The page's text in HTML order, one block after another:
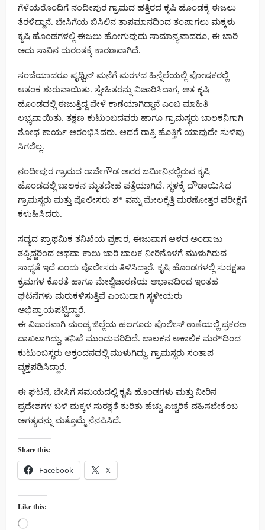
ಗೆಳೆಯರೊಂದಿಗೆ ನಂದೀಪುರ ಗ್ರಾಮದ ಹತ್ತಿರದ ಕೃಷಿ ಹೊಂಡಕ್ಕೆ ಈಜಲು
ತೆರಳಿದ್ದಾನೆ. ಬೇಸಿಗೆಯ ಬಿಸಿಲಿನ ತಾಪಮಾನದಿಂದ ತಂಪಾಗಲು ಮಕ್ಕಳು
ಕೃಷಿ ಹೊಂಡಗಳಲ್ಲಿ ಈಜಲು ಹೋಗುವುದು ಸಾಮಾನ್ಯವಾದರೂ, ಈ ಬಾರಿ
ಅದು ಸಾವಿನ ದುರಂತಕ್ಕೆ ಕಾರಣವಾಗಿದೆ.
ಸಂಜೆಯಾದರೂ ಪೃಥ್ವಿನ್ ಮನೆಗೆ ಮರಳದ ಹಿನ್ನೆಲೆಯಲ್ಲಿ ಪೋಷಕರಲ್ಲಿ
ಆತಂಕ ಶುರುವಾಯಿತು. ಸ್ನೇಹಿತರನ್ನು ವಿಚಾರಿಸಿದಾಗ, ಆತ ಕೃಷಿ
ಹೊಂಡದಲ್ಲಿ ಈಜುತ್ತಿದ್ದ ವೇಳೆ ಕಾಣೆಯಾಗಿದ್ದಾನೆ ಎಂಬ ಮಾಹಿತಿ
ಲಭ್ಯವಾಯಿತು. ತಕ್ಷಣ ಕುಟುಂಬದವರು ಹಾಗೂ ಗ್ರಾಮಸ್ಥರು ಬಾಲಕನಿಗಾಗಿ
ಶೋಧ ಕಾರ್ಯ ಆರಂಭಿಸಿದರು. ಆದರೆ ರಾತ್ರಿ ಹೊತ್ತಿಗೆ ಯಾವುದೇ ಸುಳಿವು
ಸಿಗಲಿಲ್ಲ.
ನಂದೀಪುರ ಗ್ರಾಮದ ರಾಜೇಗೌಡ ಅವರ ಜಮೀನಿನಲ್ಲಿರುವ ಕೃಷಿ
ಹೊಂಡದಲ್ಲಿ ಬಾಲಕನ ಮೃತದೇಹ ಪತ್ತೆಯಾಗಿದೆ. ಸ್ಥಳಕ್ಕೆ ದೌಡಾಯಿಸಿದ
ಗ್ರಾಮಸ್ಥರು ಮತ್ತು ಪೊಲೀಸರು ಶ* ವನ್ನು ಮೇಲಕ್ಕೆತ್ತಿ ಮರಣೋತ್ತರ ಪರೀಕ್ಷೆಗೆ
ಕಳುಹಿಸಿದರು.
ಸದ್ಯದ ಪ್ರಾಥಮಿಕ ತನಿಖೆಯ ಪ್ರಕಾರ, ಈಜುವಾಗ ಆಳದ ಅಂದಾಜು
ತಪ್ಪಿದ್ದರಿಂದ ಅಥವಾ ಕಾಲು ಜಾರಿ ಬಾಲಕ ನೀರಿನೊಳಗೆ ಮುಳುಗಿರುವ
ಸಾಧ್ಯತೆ ಇದೆ ಎಂದು ಪೊಲೀಸರು ತಿಳಿಸಿದ್ದಾರೆ. ಕೃಷಿ ಹೊಂಡಗಳಲ್ಲಿ ಸುರಕ್ಷತಾ
ಕ್ರಮಗಳ ಕೊರತೆ ಹಾಗೂ ಮೇಲ್ವಿಚಾರಣೆಯ ಅಭಾವದಿಂದ ಇಂತಹ
ಘಟನೆಗಳು ಮರುಕಳಿಸುತ್ತಿವೆ ಎಂಬುದಾಗಿ ಸ್ಥಳೀಯರು
ಅಭಿಪ್ರಾಯಪಟ್ಟಿದ್ದಾರೆ.
ಈ ವಿಚಾರವಾಗಿ ಮಂಡ್ಯ ಜಿಲ್ಲೆಯ ಹಲಗೂರು ಪೊಲೀಸ್ ಠಾಣೆಯಲ್ಲಿ ಪ್ರಕರಣ
ದಾಖಲಾಗಿದ್ದು, ತನಿಖೆ ಮುಂದುವರಿದಿದೆ. ಬಾಲಕನ ಅಕಾಲಿಕ ಮರ*ದಿಂದ
ಕುಟುಂಬಸ್ಥರು ಆಕ್ರಂದನದಲ್ಲಿ ಮುಳುಗಿದ್ದು, ಗ್ರಾಮಸ್ಥರು ಸಂತಾಪ
ವ್ಯಕ್ತಪಡಿಸಿದ್ದಾರೆ.
ಈ ಘಟನೆ, ಬೇಸಿಗೆ ಸಮಯದಲ್ಲಿ ಕೃಷಿ ಹೊಂಡಗಳು ಮತ್ತು ನೀರಿನ
ಪ್ರದೇಶಗಳ ಬಳಿ ಮಕ್ಕಳ ಸುರಕ್ಷತೆ ಕುರಿತು ಹೆಚ್ಚು ಎಚ್ಚರಿಕೆ ವಹಿಸಬೇಕೆಂಬ
ಅಗತ್ಯವನ್ನು ಮತ್ತೊಮ್ಮೆ ನೆನಪಿಸಿದೆ.
Share this:
Facebook X
Like this:
Loading…